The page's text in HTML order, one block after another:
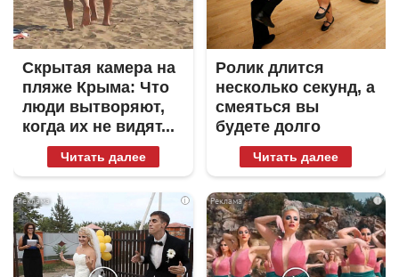
Скрытая камера на
пляже Крыма: Что
люди вытворяют,
когда их не видят...
Читать далее
Ролик длится
несколько секунд, а
смеяться вы
будете долго
Читать далее
i i